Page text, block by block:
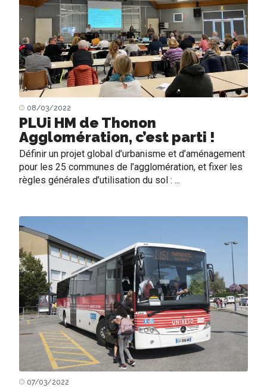
08/03/2022
PLUi HM de Thonon
Agglomération, c’est parti !
Définir un projet global d’urbanisme et d’aménagement
pour les 25 communes de l’agglomération, et fixer les
règles générales d’utilisation du sol : ...
07/03/2022